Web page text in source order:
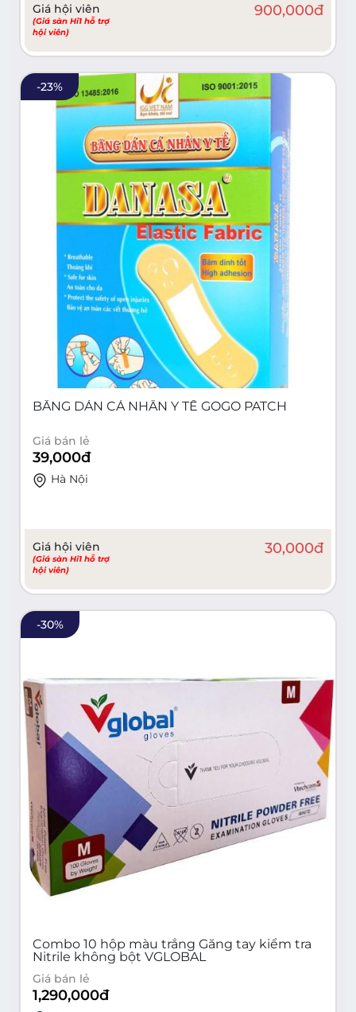
Giá hội viên
(Giá sàn Hi1 hỗ trợ
hội viên)
900,000đ
-23%
BĂNG DÁN CÁ NHÂN Y TẾ GOGO PATCH
Giá bán lẻ
39,000đ
Hà Nội
Giá hội viên
(Giá sàn Hi1 hỗ trợ
hội viên)
30,000đ
-30%
Combo 10 hộp màu trắng Găng tay kiểm tra
Nitrile không bột VGLOBAL
Giá bán lẻ
1,290,000đ